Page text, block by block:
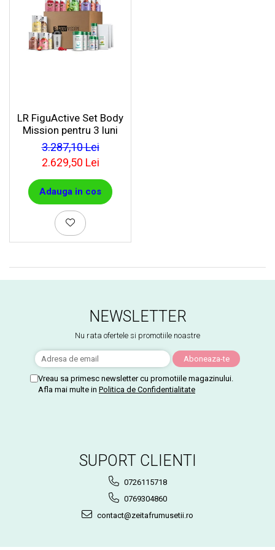
LR FiguActive Set Body
Mission pentru 3 luni
3.287,10 Lei
2.629,50 Lei
Adauga in cos
NEWSLETTER
Nu rata ofertele si promotiile noastre
Vreau sa primesc newsletter cu promotiile magazinului.
Afla mai multe in Politica de Confidentialitate
SUPORT CLIENTI
0726115718
0769304860
contact@zeitafrumusetii.ro